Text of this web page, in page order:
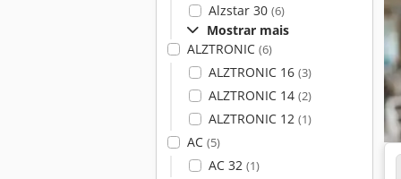
Alzstar 30 (6)
Mostrar mais
ALZTRONIC (6)
ALZTRONIC 16 (3)
ALZTRONIC 14 (2)
ALZTRONIC 12 (1)
AC (5)
AC 32 (1)